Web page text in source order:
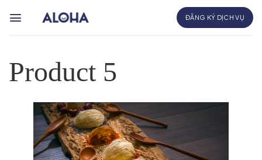
qua
dung
ĐĂNG KÝ DỊCH VỤ
Product 5